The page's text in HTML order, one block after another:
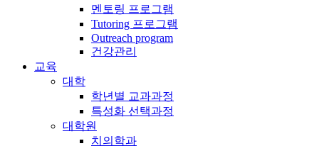
멘토링 프로그램
Tutoring 프로그램
Outreach program
건강관리
교육
대학
학년별 교과과정
특성화 선택과정
대학원
치의학과